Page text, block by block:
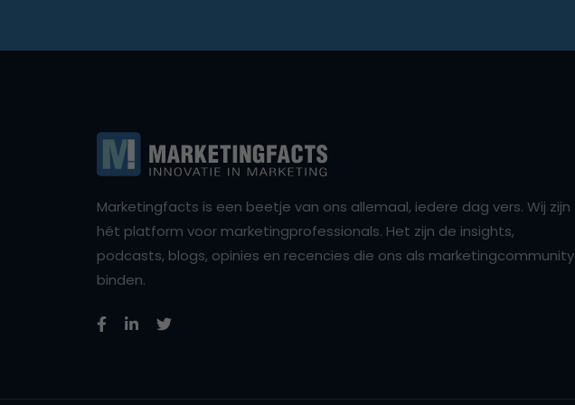
Marketingfacts is een beetje van ons allemaal, iedere dag vers. Wij zijn
hét platform voor marketingprofessionals. Het zijn de insights,
podcasts, blogs, opinies en recencies die ons als marketingcommunity
binden.